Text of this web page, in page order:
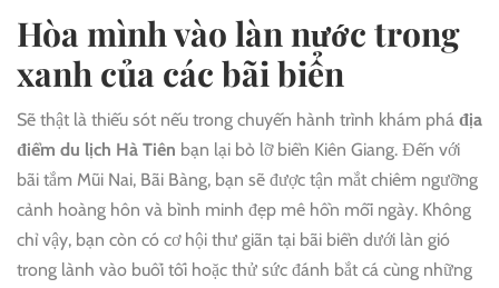
Hòa mình vào làn nước trong
xanh của các bãi biển
Sẽ thật là thiếu sót nếu trong chuyến hành trình khám phá địa
điểm du lịch Hà Tiên bạn lại bỏ lỡ biển Kiên Giang. Đến với
bãi tắm Mũi Nai, Bãi Bàng, bạn sẽ được tận mắt chiêm ngưỡng
cảnh hoàng hôn và bình minh đẹp mê hồn mỗi ngày. Không
chỉ vậy, bạn còn có cơ hội thư giãn tại bãi biển dưới làn gió
trong lành vào buổi tối hoặc thử sức đánh bắt cá cùng những